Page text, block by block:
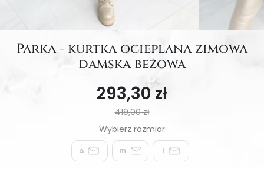
Parka - kurtka ocieplana zimowa
damska beżowa
293,30 zł
419,00 zł
s m l